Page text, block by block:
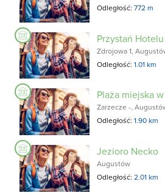
Odległość:772 m
Przystań
Zdrojowa 1,
Odległość:1.01 km
Plaża miejska
Zarzecze -,
Odległość:1.90 km
Jezioro Necko
Augustów
Odległość:2.01 km